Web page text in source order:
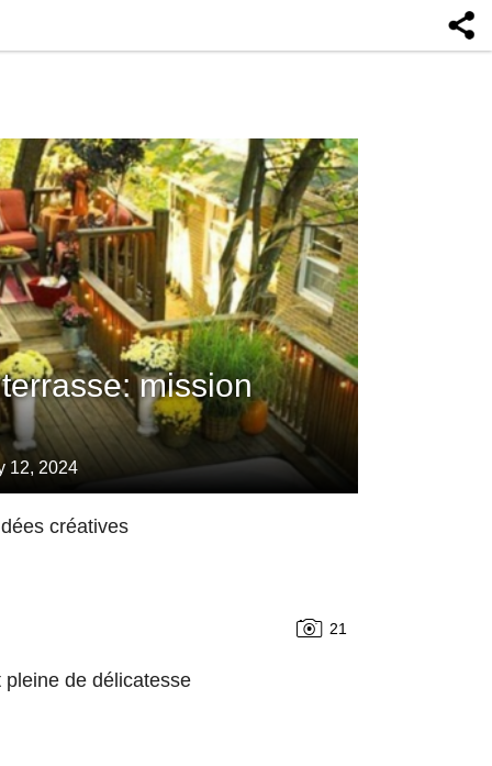
mission
12, 2024
créatives
21
de délicatesse